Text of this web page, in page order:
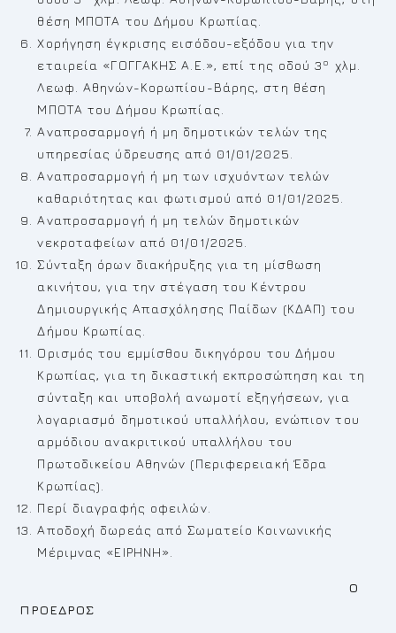
θέση ΜΠΟΤΑ του Δήμου Κρωπίας.
Χορήγηση έγκρισης εισόδου-εξόδου για την
εταιρεία «ΓΟΓΓΑΚΗΣ Α.Ε.», επί της οδού 3 ο
χλμ.
Λεωφ. Αθηνών-Κορωπίου-Βάρης, στη θέση
ΜΠΟΤΑ του Δήμου Κρωπίας.
Αναπροσαρμογή ή μη δημοτικών τελών της
υπηρεσίας ύδρευσης από 01/01/2025.
Αναπροσαρμογή ή μη των ισχυόντων τελών
καθαριότητας και φωτισμού από 01/01/2025.
Αναπροσαρμογή ή μη τελών δημοτικών
νεκροταφείων από 01/01/2025.
Σύνταξη όρων διακήρυξης για τη μίσθωση
ακινήτου, για την στέγαση του Κέντρου
Δημιουργικής Απασχόλησης Παίδων (ΚΔΑΠ) του
Δήμου Κρωπίας.
Ορισμός του εμμίσθου δικηγόρου του Δήμου
Κρωπίας, για τη δικαστική εκπροσώπηση και τη
σύνταξη και υποβολή ανωμοτί εξηγήσεων, για
λογαριασμό δημοτικού υπαλλήλου, ενώπιον του
αρμόδιου ανακριτικού υπαλλήλου του
Πρωτοδικείου Αθηνών (Περιφερειακή Έδρα
Κρωπίας).
Περί διαγραφής οφειλών.
Αποδοχή δωρεάς από Σωματείο Κοινωνικής
Μέριμνας «ΕΙΡΗΝΗ».
Ο
ΠΡΟΕΔΡΟΣ